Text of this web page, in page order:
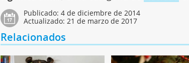
Publicado:4 de diciembre de 2014
Actualizado: 21 de marzo de 2017
Relacionados